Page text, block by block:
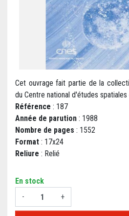
Cet ouvrage fait partie de la
du Centre national d'études
Référence : 187
Année de parution : 1988
Nombre de pages : 1552
Format : 17x24
Reliure : Relié
En stock
-
+